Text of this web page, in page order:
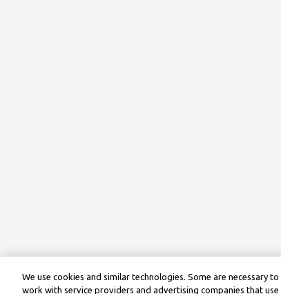
We use cookies and similar technologies. Some are necessary
work with service providers and advertising companies that